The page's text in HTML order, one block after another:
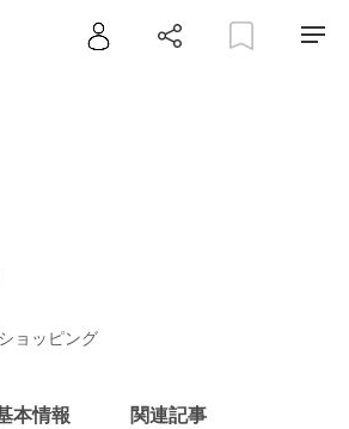
ョッピング
本情報 関連記事